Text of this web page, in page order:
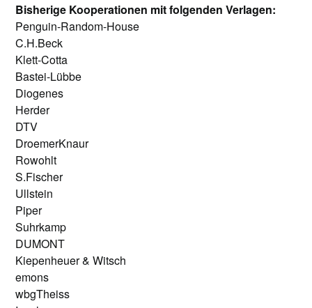
Bisherige Kooperationen mit folgenden Verlagen:
Penguin-Random-House
C.H.Beck
Klett-Cotta
Bastei-Lübbe
Diogenes
Herder
DTV
DroemerKnaur
Rowohlt
S.Fischer
Ullstein
Piper
Suhrkamp
DUMONT
Kiepenheuer & Witsch
emons
wbgTheiss